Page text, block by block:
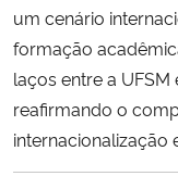
um cenário
formação
laços entre a
reafirmando o
internacionalização